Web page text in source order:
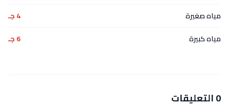
مياه صغيرة
4 جـ
مياه كبيرة
6 جـ
0 التعليقات